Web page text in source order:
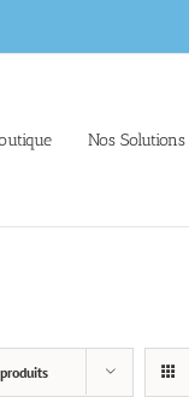
Nos Solutions